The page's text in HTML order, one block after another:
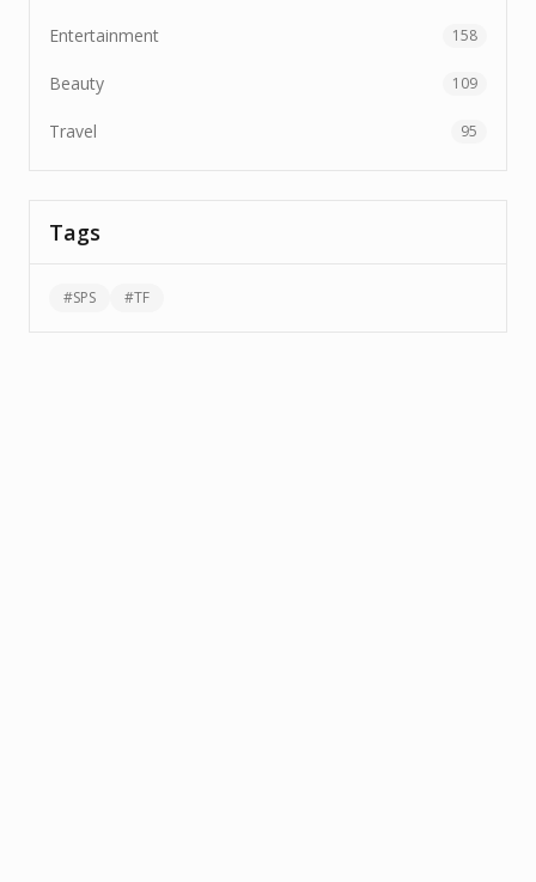
Entertainment 158
Beauty 109
Travel 95
Tags
#SPS #TF